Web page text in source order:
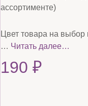
ассортименте)
Цвет товара на выбор
… Читать далее…
190 ₽